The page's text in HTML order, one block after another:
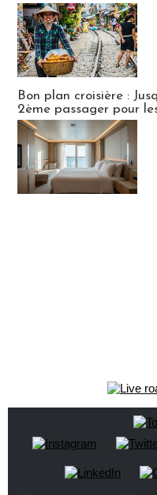
Bon plan croisière :
2ème passager pour